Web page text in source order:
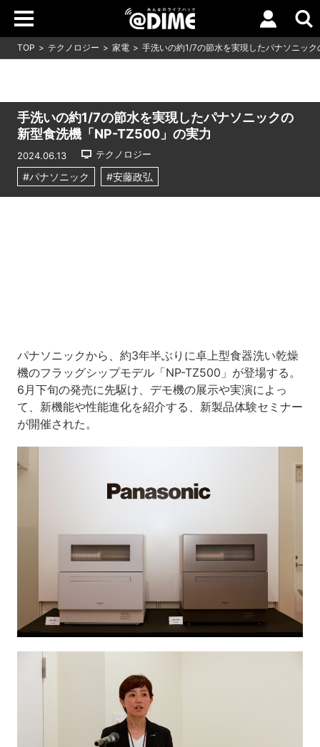
TOP テクノロジー 家電 手洗いの約1/7の節水を実現したパナソニッ
手洗いの約1/7の節水を実現したパナソニックの
新型食洗機「NP-TZ500」の実力
2024.06.13 テクノロジー
#パナソニック #安藤政弘
パナソニックから、約3年半ぶりに卓上型食器洗い乾燥
機のフラッグシップモデル「NP-TZ500」が登場する。
6月下旬の発売に先駆け、デモ機の展示や実演によっ
て、新機能や性能進化を紹介する、新製品体験セミナー
が開催された。